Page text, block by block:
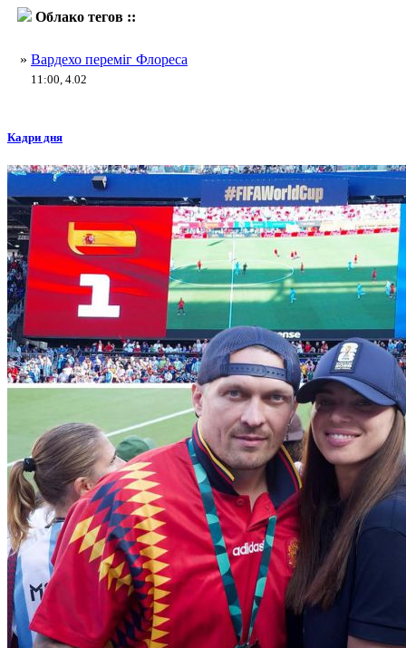
Облако тегов ::
» Вардехо переміг Флореса
11:00, 4.02
Кадри дня